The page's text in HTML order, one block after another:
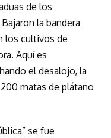
de los
la bandera
los cultivos de
Aquí es
el desalojo, la
matas de plátano
se fue